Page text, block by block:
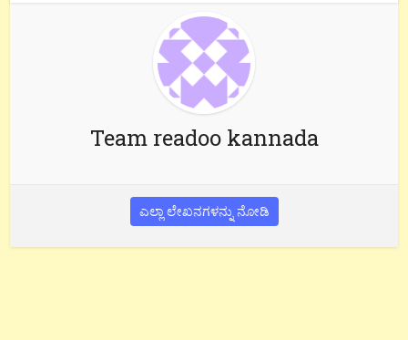
Team readoo kannada
ಎಲ್ಲಾ ಲೇಖನಗಳನ್ನು ನೋಡಿ